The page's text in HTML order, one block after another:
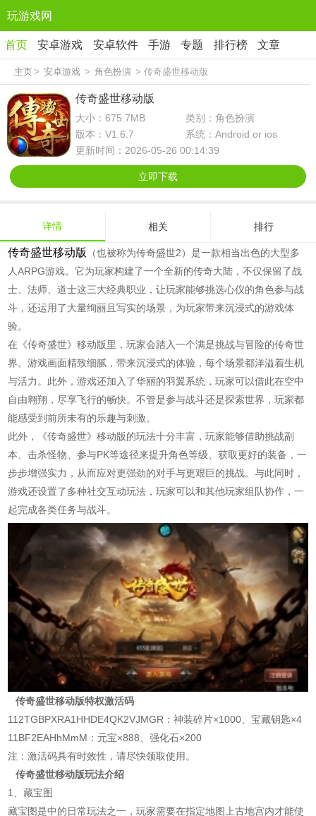
玩游戏网
首页 安卓游戏 安卓软件 手游 专题 排行榜 文章
主页> 安卓游戏 > 角色扮演 > 传奇盛世移动版
传奇盛世移动版
大小：675.7MB
类别：角色扮演
版本：V1.6.7
系统：Android or ios
更新时间：2026-05-26 00:14:39
立即下载
详情 相关 排行
传奇盛世移动版
（也被称为传奇盛世2）是一款相当出色的大型多
人ARPG游戏。它为玩家构建了一个全新的传奇大陆，不仅保留了战
士、法师、道士这三大经典职业，让玩家能够挑选心仪的角色参与战
斗，还运用了大量绚丽且写实的场景，为玩家带来沉浸式的游戏体
验。
在《传奇盛世》移动版里，玩家会踏入一个满是挑战与冒险的传奇世
界。游戏画面精致细腻，带来沉浸式的体验，每个场景都洋溢着生机
与活力。此外，游戏还加入了华丽的羽翼系统，玩家可以借此在空中
自由翱翔，尽享飞行的畅快。不管是参与战斗还是探索世界，玩家都
能感受到前所未有的乐趣与刺激。
此外，《传奇盛世》移动版的玩法十分丰富，玩家能够借助挑战副
本、击杀怪物、参与PK等途径来提升角色等级、获取更好的装备，一
步步增强实力，从而应对更强劲的对手与更艰巨的挑战。与此同时，
游戏还设置了多种社交互动玩法，玩家可以和其他玩家组队协作，一
起完成各类任务与战斗。
传奇盛世移动版特权激活码
112TGBPXRA1HHDE4QK2VJMGR：神装碎片×1000、宝藏钥匙×4
11BF2EAHhMmM：元宝×888、强化石×200
注：激活码具有时效性，请尽快领取使用。
传奇盛世移动版玩法介绍
1、藏宝图
藏宝图是中的日常玩法之一，玩家需要在指定地图上古地宫内才能使